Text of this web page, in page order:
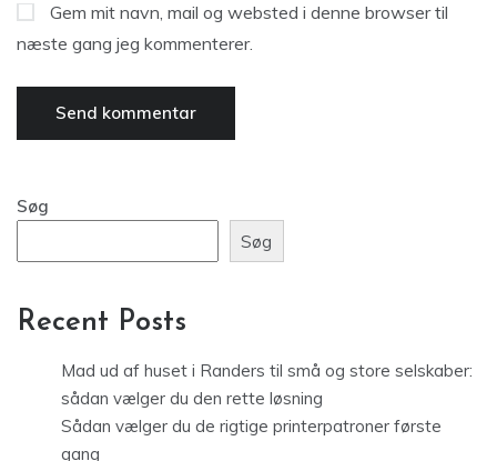
Gem mit navn, mail og websted i denne browser til
næste gang jeg kommenterer.
Søg
Søg
Recent Posts
Mad ud af huset i Randers til små og store selskaber:
sådan vælger du den rette løsning
Sådan vælger du de rigtige printerpatroner første
gang